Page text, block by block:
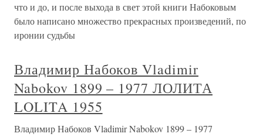
что и до, и после выхода в свет этой книги Набоковым
было написано множество прекрасных произведений, по
иронии судьбы
Владимир Набоков Vladimir
Nabokov 1899 – 1977 ЛОЛИТА
LOLITA 1955
Владимир Набоков Vladimir Nabokov 1899 – 1977